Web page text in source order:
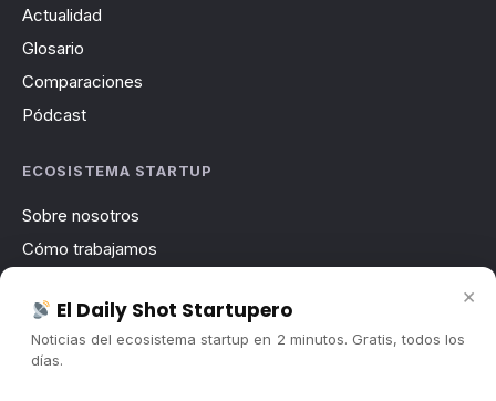
Actualidad
Glosario
Comparaciones
Pódcast
ECOSISTEMA STARTUP
Sobre nosotros
Cómo trabajamos
Contacto
Publicidad
×
El Daily Shot Startupero
Noticias del ecosistema startup en 2 minutos. Gratis, todos los
días.